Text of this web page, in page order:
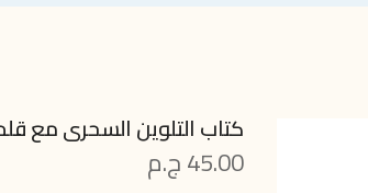
كتاب التلوين السحرى مع
45.00 ج.م